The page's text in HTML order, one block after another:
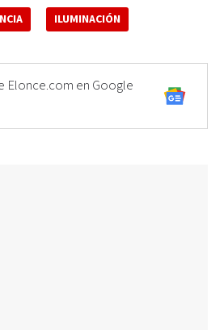
ILUMINACIÓN
Elonce.com en Google